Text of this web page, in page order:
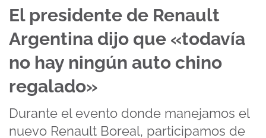
El presidente de Renault
Argentina dijo que «todavía
no hay ningún auto chino
regalado»
Durante el evento donde manejamos el
nuevo Renault Boreal, participamos de